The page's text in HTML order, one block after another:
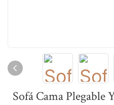
Sofá Cama Plegable